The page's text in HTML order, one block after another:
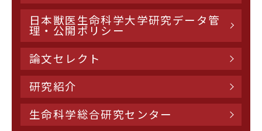
日本獣医生命科学大学研究データ管
理・公開ポリシー
論文セレクト
研究紹介
生命科学総合研究センター